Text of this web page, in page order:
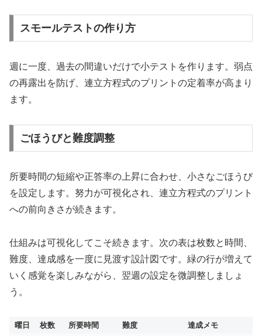
スモールテストの作り方
週に一度、過去の間違いだけで小テストを作ります。弱点
の再露出を防げ、連立方程式のプリントの定着率が高まり
ます。
ごほうびと難度調整
所要時間の短縮や正答率の上昇に合わせ、小さなごほうび
を設定します。努力が可視化され、連立方程式のプリント
への前向きさが続きます。
仕組みは可視化してこそ続きます。次の表は枚数と時間、
難度、達成感を一度に見渡す設計図です。緑の行が増えて
いく感覚を楽しみながら、翌週の設定を微調整しましょ
う。
曜日 枚数 所要時間 難度
達成メモ